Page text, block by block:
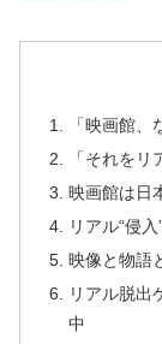
「映画館
「それを
映画館は日
リアル“侵
映像と物語
リアル脱出
中